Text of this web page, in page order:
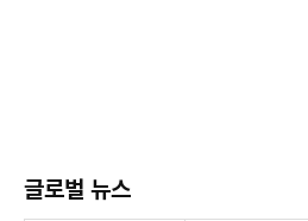
글로벌 뉴스